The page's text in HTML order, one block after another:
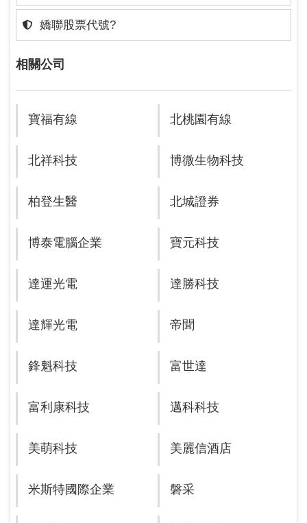
嬌聯股票代號?
相關公司
寶福有線 北桃園有線
北祥科技 博微生物科技
柏登生醫 北城證券
博泰電腦企業 寶元科技
達運光電 達勝科技
達輝光電 帝聞
鋒魁科技 富世達
富利康科技 邁科科技
美萌科技 美麗信酒店
米斯特國際企業 磐采